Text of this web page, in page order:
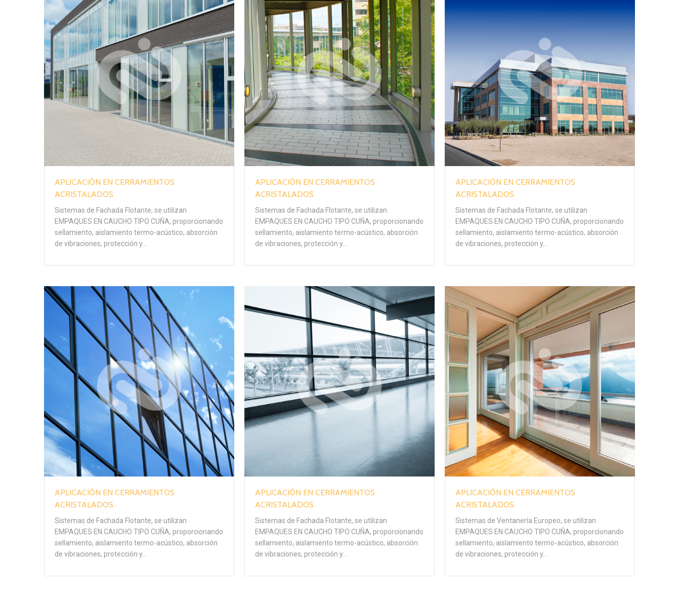
APLICACIÓN EN CERRAMIENTOS
ACRISTALADOS
Sistemas de Fachada Flotante, se utilizan
EMPAQUES EN CAUCHO TIPO CUÑA, proporcionando
sellamiento, aislamiento termo-acústico, absorción
de vibraciones, protección y…
APLICACIÓN EN CERRAMIENTOS
ACRISTALADOS
Sistemas de Fachada Flotante, se utilizan
EMPAQUES EN CAUCHO TIPO CUÑA, proporcionando
sellamiento, aislamiento termo-acústico, absorción
de vibraciones, protección y…
APLICACIÓN EN CERRAMIENTOS
ACRISTALADOS
Sistemas de Fachada Flotante, se utilizan
EMPAQUES EN CAUCHO TIPO CUÑA, proporcionando
sellamiento, aislamiento termo-acústico, absorción
de vibraciones, protección y…
APLICACIÓN EN CERRAMIENTOS
ACRISTALADOS
Sistemas de Fachada Flotante, se utilizan
EMPAQUES EN CAUCHO TIPO CUÑA, proporcionando
sellamiento, aislamiento termo-acústico, absorción
de vibraciones, protección y…
APLICACIÓN EN CERRAMIENTOS
ACRISTALADOS
Sistemas de Fachada Flotante, se utilizan
EMPAQUES EN CAUCHO TIPO CUÑA, proporcionando
sellamiento, aislamiento termo-acústico, absorción
de vibraciones, protección y…
APLICACIÓN EN CERRAMIENTOS
ACRISTALADOS
Sistemas de Ventanería Europeo, se utilizan
EMPAQUES EN CAUCHO TIPO CUÑA, proporcionando
sellamiento, aislamiento termo-acústico, absorción
de vibraciones, protección y…